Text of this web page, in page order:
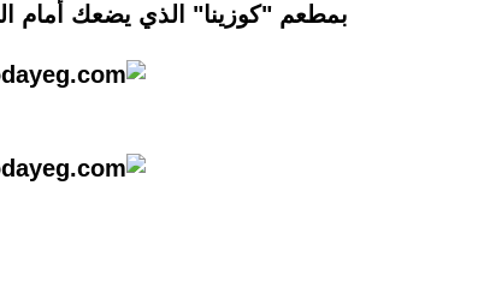
بمطعم "كوزينا" الذي يضعك أمام